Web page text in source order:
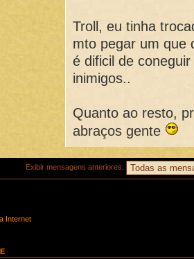
Troll, eu tinha
mto pegar um que
é dificil de
inimigos..
Quanto ao resto,
abraços gente
Exibir mensagens anteriores:
Internet